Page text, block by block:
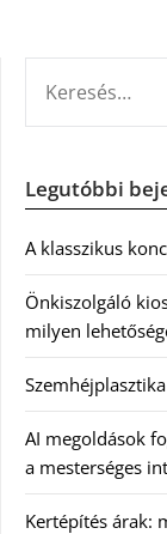
Legutóbbi
A klasszikus
Önkiszolgáló
milyen
AI megoldások
a mesterséges
Kertépítés árak: